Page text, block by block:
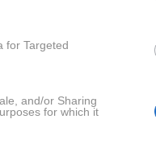
for Targeted
and/or Sharing
for which it
telesu.
iz različnih
trajajo dlje časa ali